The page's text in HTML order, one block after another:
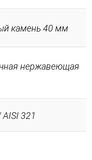
камень 40 мм
нержавеющая
321